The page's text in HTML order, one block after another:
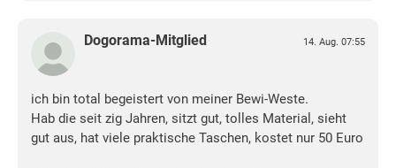
Dogorama-Mitglied 14. Aug. 07:55
ich bin total begeistert von meiner Bewi-Weste.
Hab die seit zig Jahren, sitzt gut, tolles Material, sieht
gut aus, hat viele praktische Taschen, kostet nur 50 Euro